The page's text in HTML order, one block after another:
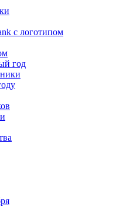
с логотипом
год